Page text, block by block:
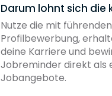
Darum lohnt sich die
Nutze die mit
Profilbewerbung,
deine Karriere und
Jobreminder direkt als
Jobangebote.